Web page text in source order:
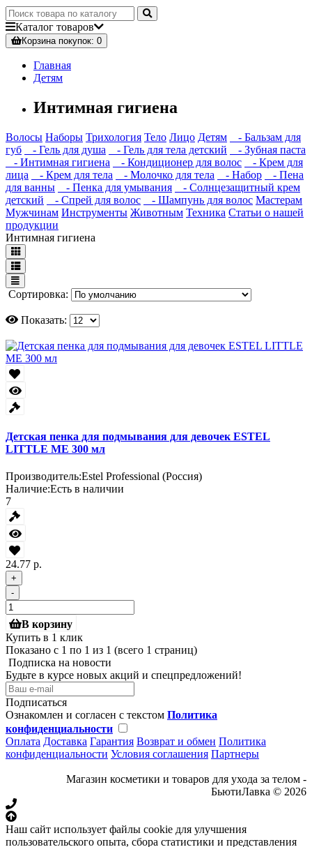
Каталог товаров
Корзинапокупок: 0
Главная
Детям
Интимная гигиена
Волосы Наборы Трихология Тело Лицо Детям
- Бальзам для
губ
- Гель для душа - Гель для тела детский
- Зубная паста
- Интимная гигиена
- Кондиционер для волос
- Крем для
лица
- Крем для тела - Молочко для тела - Набор
- Пена
для ванны
- Пенка для умывания
- Солнцезащитный крем
детский
- Спрей для волос - Шампунь для волос Мастерам
Мужчинам Инструменты Животным Техника Статьи о нашей
продукции
Интимная гигиена
Сортировка:
Показать:
Детская пенка для подмывания для девочек ESTEL
LITTLE ME 300 мл
Производитель:Estel Professional (Россия)
Наличие:Есть в наличии
7
24.77 р.
+
-
В корзину
Купить в 1 клик
Показано с 1 по 1 из 1 (всего 1 страниц)
Подписка на новости
Будьте в курсе новых акций и спецпредложений!
Подписаться
Ознакомлен и согласен с текстом Политика
конфиденциальности
Оплата Доставка Гарантия Возврат и обмен Политика
конфиденциальности Условия соглашения Партнеры
Магазин косметики и товаров для ухода за телом -
БьютиЛавка © 2026
Наш сайт использует файлы cookie для улучшения
пользовательского опыта, сбора статистики и представления